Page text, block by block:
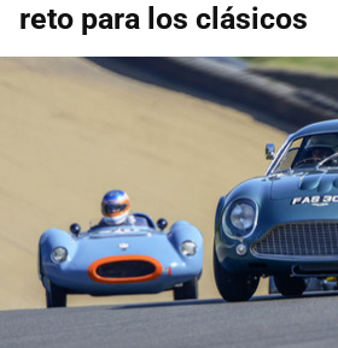
reto para los clásicos